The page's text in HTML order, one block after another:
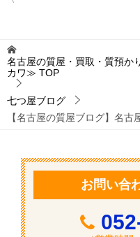
ビ
ゲ
ー
シ
名古屋の質屋・買取・質預
カワ≫ TOP
七つ屋ブログ
【名古屋の質屋ブログ】名
お問い合